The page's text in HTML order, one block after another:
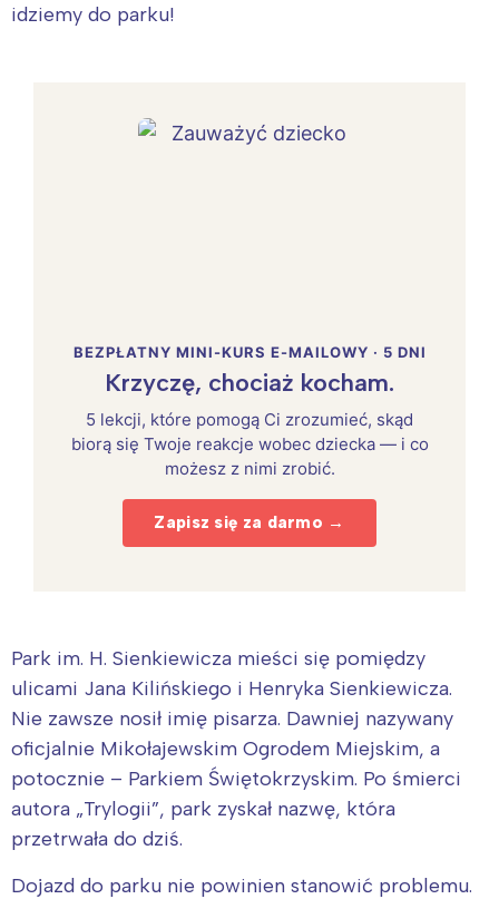
idziemy do parku!
BEZPŁATNY MINI-KURS E-MAILOWY · 5 DNI
Krzyczę, chociaż kocham.
5 lekcji, które pomogą Ci zrozumieć, skąd
biorą się Twoje reakcje wobec dziecka — i co
możesz z nimi zrobić.
Zapisz się za darmo →
Park im. H. Sienkiewicza mieści się pomiędzy
ulicami Jana Kilińskiego i Henryka Sienkiewicza.
Nie zawsze nosił imię pisarza. Dawniej nazywany
oficjalnie Mikołajewskim Ogrodem Miejskim, a
potocznie – Parkiem Świętokrzyskim. Po śmierci
autora „Trylogii”, park zyskał nazwę, która
przetrwała do dziś.
Dojazd do parku nie powinien stanowić problemu.